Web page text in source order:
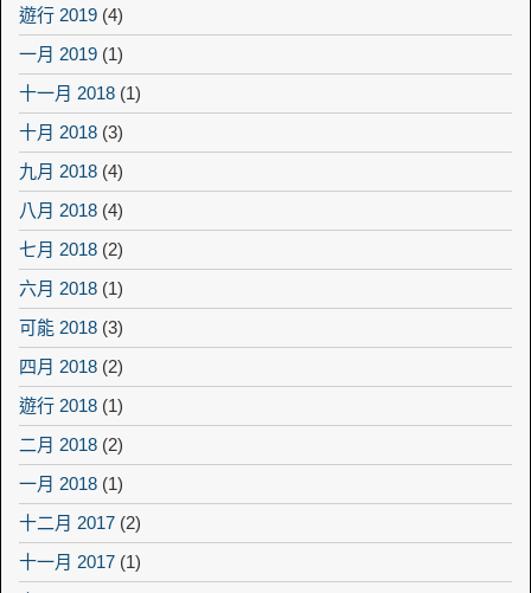
遊行 2019 (4)
一月 2019 (1)
十一月 2018 (1)
十月 2018 (3)
九月 2018 (4)
八月 2018 (4)
七月 2018 (2)
六月 2018 (1)
可能 2018 (3)
四月 2018 (2)
遊行 2018 (1)
二月 2018 (2)
一月 2018 (1)
十二月 2017 (2)
十一月 2017 (1)